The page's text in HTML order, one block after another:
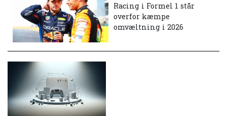
Racing i Formel 1 står
overfor kæmpe
omvæltning i 2026